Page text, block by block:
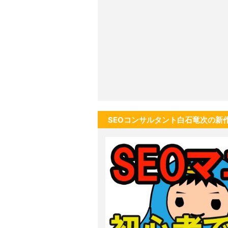
SEOコンサルタント白石竜次の新